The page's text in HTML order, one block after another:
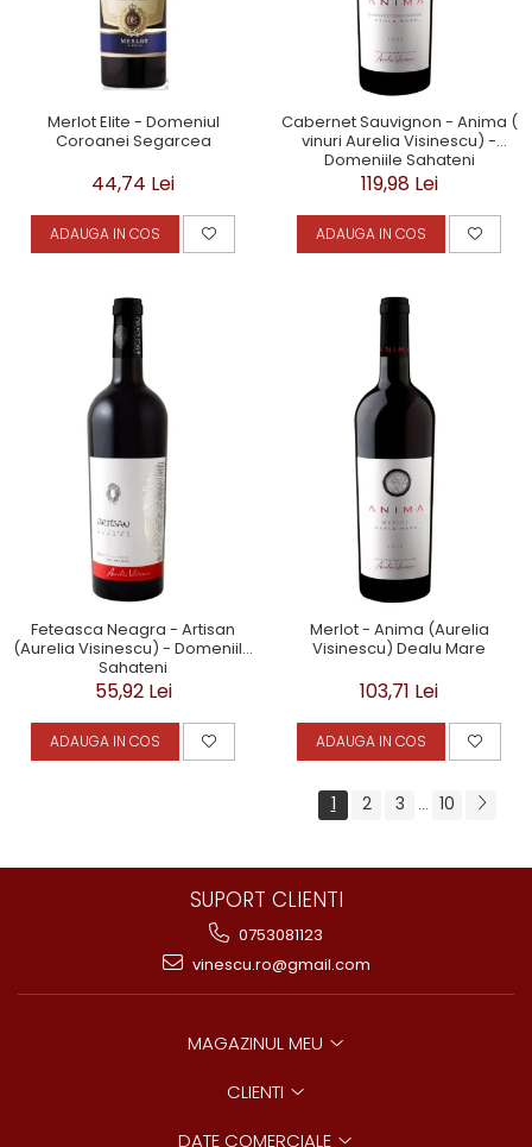
Merlot Elite - Domeniul
Coroanei Segarcea
44,74 Lei
ADAUGA IN COS
Cabernet Sauvignon - Anima (
vinuri Aurelia Visinescu) -
Domeniile Sahateni
119,98 Lei
ADAUGA IN COS
Feteasca Neagra - Artisan
(Aurelia Visinescu) - Domeniile
Sahateni
55,92 Lei
ADAUGA IN COS
Merlot - Anima (Aurelia
Visinescu) Dealu Mare
103,71 Lei
ADAUGA IN COS
1 2 3 ... 10
SUPORT CLIENTI
0753081123
vinescu.ro@gmail.com
MAGAZINUL MEU
CLIENTI
DATE COMERCIALE